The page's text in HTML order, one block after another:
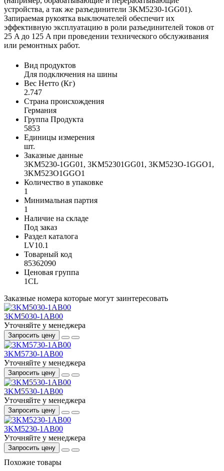
устройства, а так же разъединители 3KM5230-1GG01).
Запираемая рукоятка выключателей обеспечит их
эффективную эксплуатацию в роли разъединителей токов от
25 A до 125 A при проведении технического обслуживания
или ремонтных работ.
Вид продуктов
Для подключения на шины
Вес Нетто (Кг)
2.747
Страна происхождения
Германия
Группа Продукта
5853
Единицы измерения
шт.
Заказные данные
3KM5230-1GG01, 3KM52301GG01, 3KM523O-1GGO1,
3KM523O1GGO1
Количество в упаковке
1
Минимальная партия
1
Наличие на складе
Под заказ
Раздел каталога
LV10.1
Товарный код
85362090
Ценовая группа
1CL
Заказные номера которые могут заинтересовать
3KM5030-1AB00
Уточняйте у менеджера
Запросить цену
3KM5730-1AB00
Уточняйте у менеджера
Запросить цену
3KM5530-1AB00
Уточняйте у менеджера
Запросить цену
3KM5230-1AB00
Уточняйте у менеджера
Запросить цену
Похожие товары